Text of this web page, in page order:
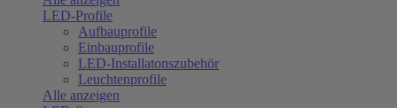
LED-Profile
Aufbauprofile
Einbauprofile
LED-Installatonszubehör
Leuchtenprofile
Alle anzeigen